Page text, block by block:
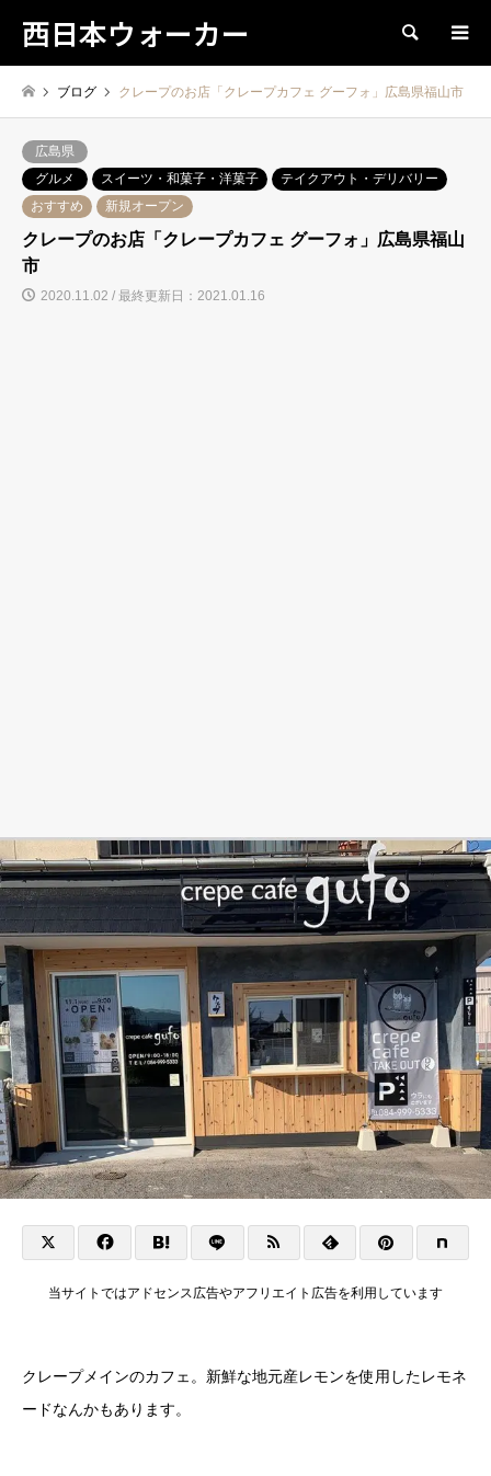
西日本ウォーカー 検索
ブログ クレープのお店「クレープカフェ グーフォ」広島県福山市
広島県
グルメ
スイーツ・和菓子・洋菓子
テイクアウト・デリバリー
おすすめ
新規オープン
クレープのお店「クレープカフェ グーフォ」広島県福山
市
2020.11.02 / 最終更新日：2021.01.16
当サイトではアドセンス広告やアフリエイト広告を利用しています
クレープメインのカフェ。新鮮な地元産レモンを使用したレモネ
ードなんかもあります。